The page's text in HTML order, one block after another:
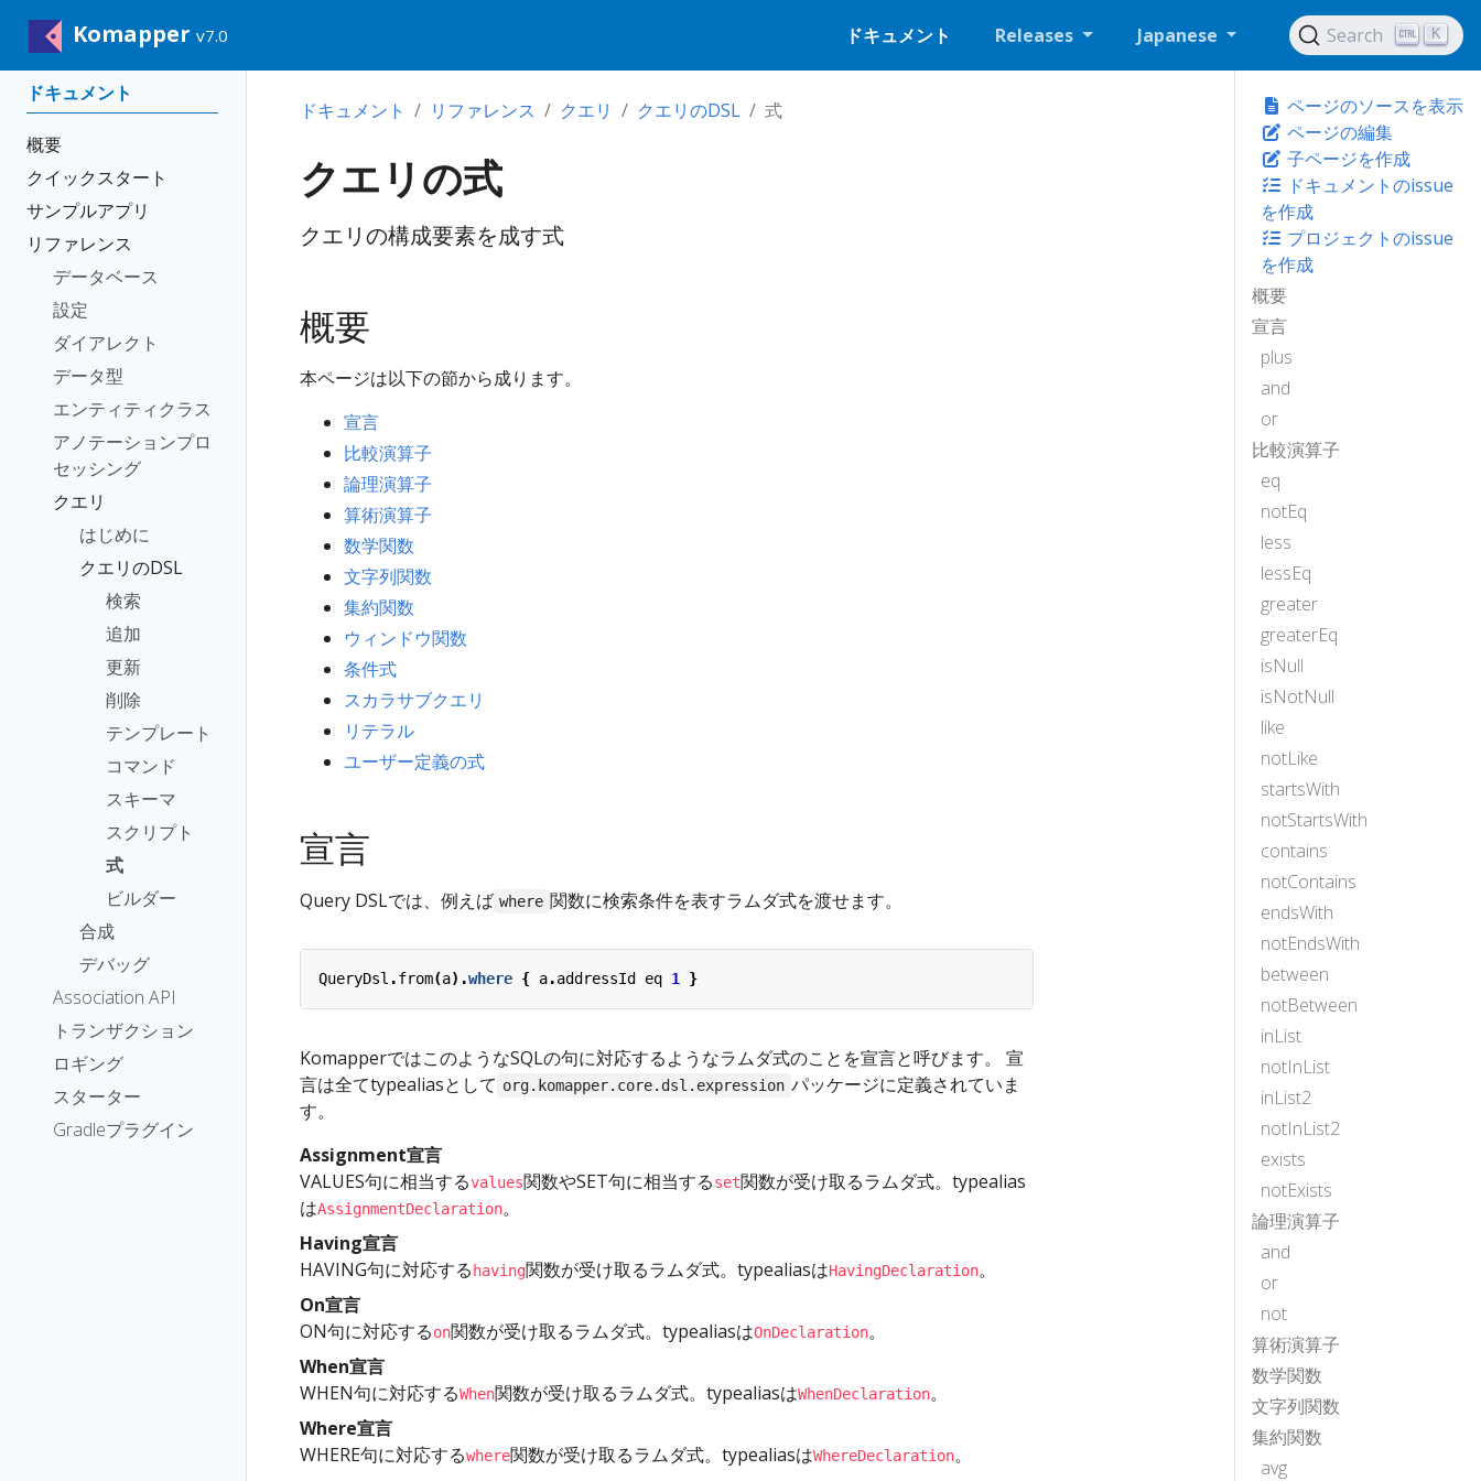
Komapper v7.0 ドキュメント Releases Japanese Search K
ドキュメント
概要
クイックスタート
サンプルアプリ
リファレンス
データベース
設定
ダイアレクト
データ型
エンティティクラス
アノテーションプロ
セッシング
クエリ
はじめに
クエリのDSL
検索
追加
更新
削除
テンプレート
コマンド
スキーマ
スクリプト
式
ビルダー
合成
デバッグ
Association API
トランザクション
ロギング
スターター
Gradleプラグイン
ページのソースを表示
ページの編集
子ページを作成
ドキュメントのissue
を作成
プロジェクトのissue
を作成
概要
宣言
plus
and
or
比較演算子
eq
notEq
less
lessEq
greater
greaterEq
isNull
isNotNull
like
notLike
startsWith
notStartsWith
contains
notContains
endsWith
notEndsWith
between
notBetween
inList
notInList
inList2
notInList2
exists
notExists
論理演算子
and
or
not
算術演算子
数学関数
文字列関数
集約関数
avg
ドキュメント リファレンス クエリ クエリのDSL 式
クエリの式
クエリの構成要素を成す式
概要
本ページは以下の節から成ります。
宣言
比較演算子
論理演算子
算術演算子
数学関数
文字列関数
集約関数
ウィンドウ関数
条件式
スカラサブクエリ
リテラル
ユーザー定義の式
宣言
Query DSLでは、例えば where 関数に検索条件を表すラムダ式を渡せます。
QueryDsl .from(a).where { a.addressId eq 1 }
KomapperではこのようなSQLの句に対応するようなラムダ式のことを宣言と呼びます。 宣
言は全てtypealiasとして org.komapper.core.dsl.expression パッケージに定義されていま
す。
Assignment宣言
VALUES句に相当するvalues関数やSET句に相当するset関数が受け取るラムダ式。typealias
はAssignmentDeclaration。
Having宣言
HAVING句に対応する having関数が受け取るラムダ式。typealiasはHavingDeclaration。
On宣言
ON句に対応するon関数が受け取るラムダ式。typealiasはOnDeclaration。
When宣言
WHEN句に対応するWhen関数が受け取るラムダ式。typealiasはWhenDeclaration。
Where宣言
WHERE句に対応するwhere関数が受け取るラムダ式。typealiasはWhereDeclaration。